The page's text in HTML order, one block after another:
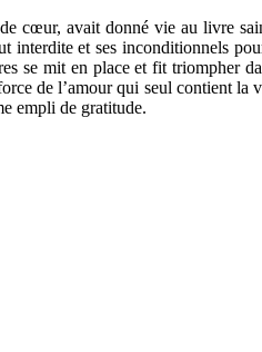
cœur, avait donné vie au livre
interdite et ses inconditionnels
se mit en place et fit triompher
de l’amour qui seul contient
empli de gratitude.